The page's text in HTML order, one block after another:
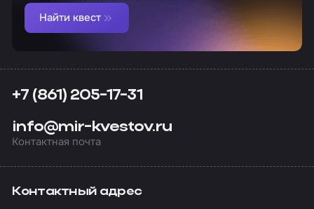
Найти квест
+7 (861) 205-17-31
info@mir-kvestov.ru
Контактная почта
Контактный адрес